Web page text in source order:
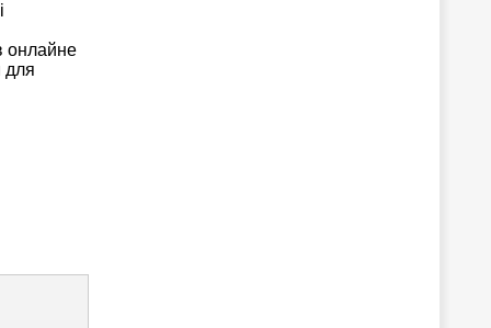
онлайне
для